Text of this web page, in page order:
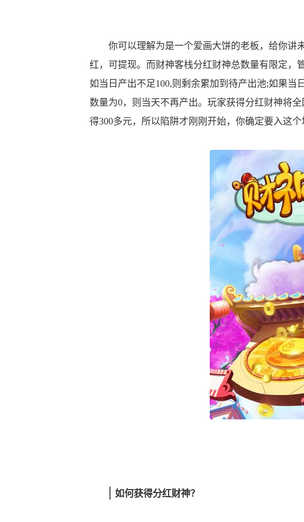
你可以理解为是一个爱画大饼的老板，给你讲
红，可提现。而财神客栈分红财神总数量有限定，
如当日产出不足100,则剩余累加到待产出池;如果当
数量为0，则当天不再产出。玩家获得分红财神将
得300多元，所以陷阱才刚刚开始，你确定要入这个
| 如何获得分红财神？